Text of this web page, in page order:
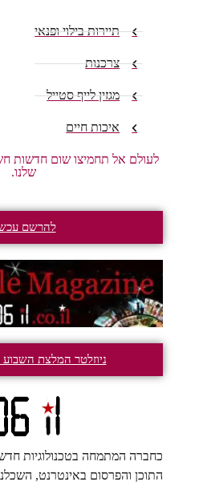
תיירות בילוי ופנאי
צרכנות
מגזין לייף סטייל
איכות חיים
לעולם אל תחמיצו שום חדשות
שלנו.
להרשם עכשיו
ניוזלטר המלצת השבוע
כחברה המתמחה בטכנולוגיות
התוכן והפרסום באינטרנט, השכלנו